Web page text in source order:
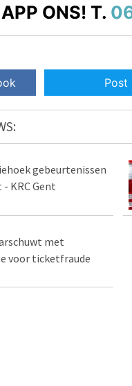
APP ONS! T.
Post
gebeurtenissen
KRC Gent
met
voor ticketfraude